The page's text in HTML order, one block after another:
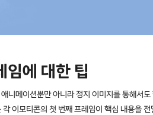
임에 대한 팁
니메이션뿐만 아니라 정지 이미지를 통해서
각 이모티콘의 첫 번째 프레임이 핵심 내용을